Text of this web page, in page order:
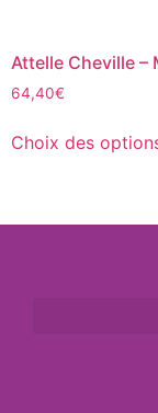
Attelle Cheville –
64,40€
Choix des